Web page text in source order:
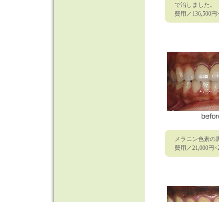
で治しました。
費用／136,500円
メラニン色素の
費用／21,000円